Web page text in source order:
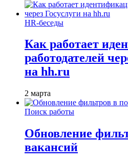
HR-беседы
Как работает
работодателей
на hh.ru
2 марта
Поиск работы
Обновление
вакансий